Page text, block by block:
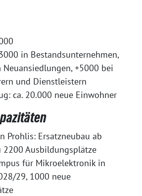
in Bestandsunternehmen,
+5000 bei
und Dienstleistern
ca. 20.000 neue Einwohner
Prohlis: Ersatzneubau ab
2200 Ausbildungsplätze
für Mikroelektronik in
29, 1000 neue